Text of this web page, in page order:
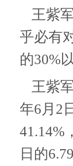
王紫
乎必有
的30%
王紫
年6 月 2
41.14%
日的6.79